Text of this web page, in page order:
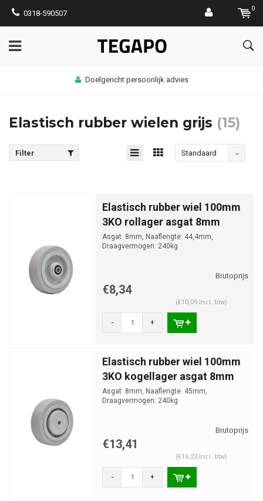
0318-590507
0
Doelgericht persoonlijk advies
Elastisch rubber wielen grijs (15)
Filter Standaard
Elastisch rubber wiel 100mm
3KO rollager asgat 8mm
Asgat: 8mm, Naaflengte: 44,4mm,
Draagvermogen: 240kg
€8,34
(€10,09 Incl. btw)
- +
Elastisch rubber wiel 100mm
3KO kogellager asgat 8mm
Asgat: 8mm, Naaflengte: 45mm,
Draagvermogen: 240kg
€13,41
(€16,23 Incl. btw)
- +